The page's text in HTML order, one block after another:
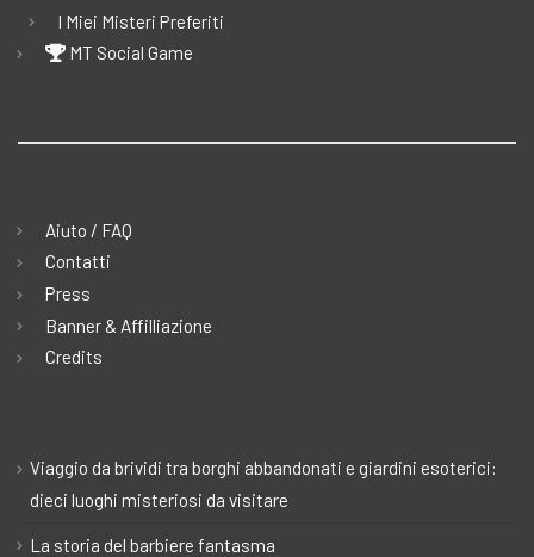
I Miei Misteri Preferiti
MT Social Game
Aiuto / FAQ
Contatti
Press
Banner & Affilliazione
Credits
Viaggio da brividi tra borghi abbandonati e giardini esoterici:
dieci luoghi misteriosi da visitare
La storia del barbiere fantasma